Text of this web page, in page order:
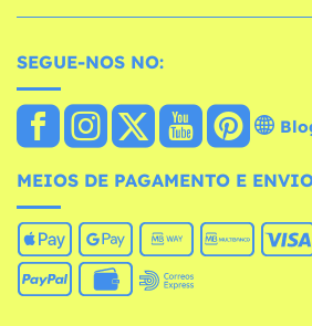
SEGUE-NOS NO:
MEIOS DE PAGAMENTO E